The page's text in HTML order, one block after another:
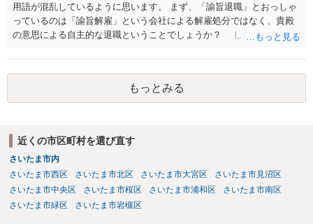
用語が混乱しているように思います。 まず、「諭旨退職」とおっしゃ
っているのは「諭旨解雇」という会社による解雇処分ではなく、貴殿
の意思による自主的な退職ということでしょうか？ しかし、記載さ
す。 その場合、解雇には客観的で合理的な理由が必要であり、かつ
解雇という処分が社会通念上相当と認められない限り、解雇は無効で
す。 結局、貴殿のネット炎上の内容や原因、勤務先に与えた影響な
どを具体的に検討しなければ、何とも申し上げることができません。
士にご相談下さい。
もっとみる
近くの市区町村を選び直す
さいたま市内
さいたま市西区
さいたま市北区 さいたま市大宮区
さいたま市見沼区
さいたま市中央区
さいたま市桜区 さいたま市浦和区
さいたま市南区
さいたま市緑区
さいたま市岩槻区